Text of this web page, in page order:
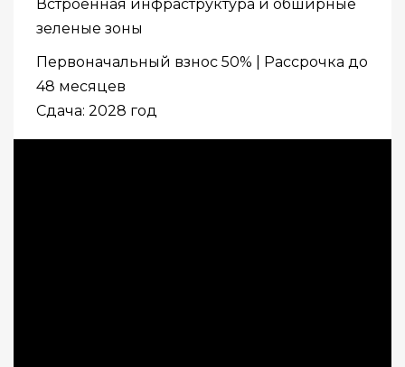
Встроенная инфраструктура и обширные
зеленые зоны
Первоначальный взнос 50% | Рассрочка до
48 месяцев
Сдача: 2028 год